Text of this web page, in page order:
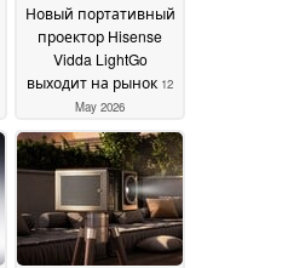
Новый портативный
проектор Hisense
Vidda LightGo
выходит на рынок 12
May 2026